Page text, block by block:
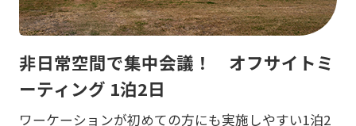
非日常空間で集中会議！ オフサイトミ
ーティング 1泊2日
ワーケーションが初めての方にも実施しやすい1泊2